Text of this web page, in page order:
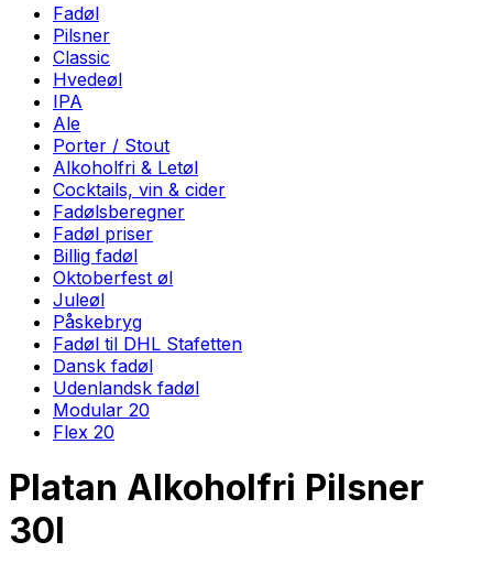
Fadøl
Pilsner
Classic
Hvedeøl
IPA
Ale
Porter / Stout
Alkoholfri & Letøl
Cocktails, vin & cider
Fadølsberegner
Fadøl priser
Billig fadøl
Oktoberfest øl
Juleøl
Påskebryg
Fadøl til DHL Stafetten
Dansk fadøl
Udenlandsk fadøl
Modular 20
Flex 20
Platan Alkoholfri Pilsner
30l